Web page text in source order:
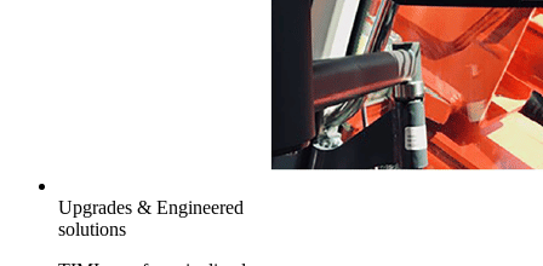
Upgrades & Engineered
solutions